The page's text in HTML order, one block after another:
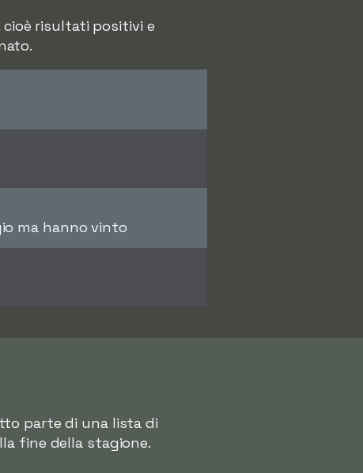
risultati positivi e
ma hanno vinto
parte di una lista di
fine della stagione.